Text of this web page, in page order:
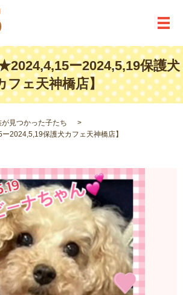
メ
ー2024,5,19保護犬
フェ天神橋店】
見つかった子たち
2024,5,19保護犬カフェ天神橋店】